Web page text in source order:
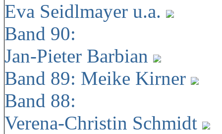
Eva Seidlmayer u.a.
Band 90:
Jan-Pieter Barbian
Band 89: Meike Kirner
Band 88:
Verena-Christin Schmidt